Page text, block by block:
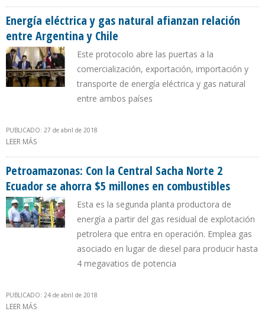
Energía eléctrica y gas natural afianzan relación
entre Argentina y Chile
Este protocolo abre las puertas a la
comercialización, exportación, importación y
transporte de energía eléctrica y gas natural
entre ambos países
PUBLICADO: 27 de abril de 2018
LEER MÁS
Petroamazonas: Con la Central Sacha Norte 2
Ecuador se ahorra $5 millones en combustibles
Esta es la segunda planta productora de
energía a partir del gas residual de explotación
petrolera que entra en operación. Emplea gas
asociado en lugar de diesel para producir hasta
4 megavatios de potencia
PUBLICADO: 24 de abril de 2018
LEER MÁS